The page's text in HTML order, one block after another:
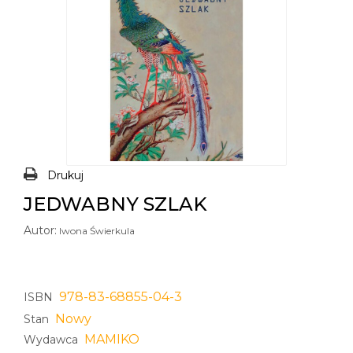
Drukuj
JEDWABNY SZLAK
Autor: Iwona Świerkula
ISBN 978-83-68855-04-3
Stan Nowy
Wydawca MAMIKO